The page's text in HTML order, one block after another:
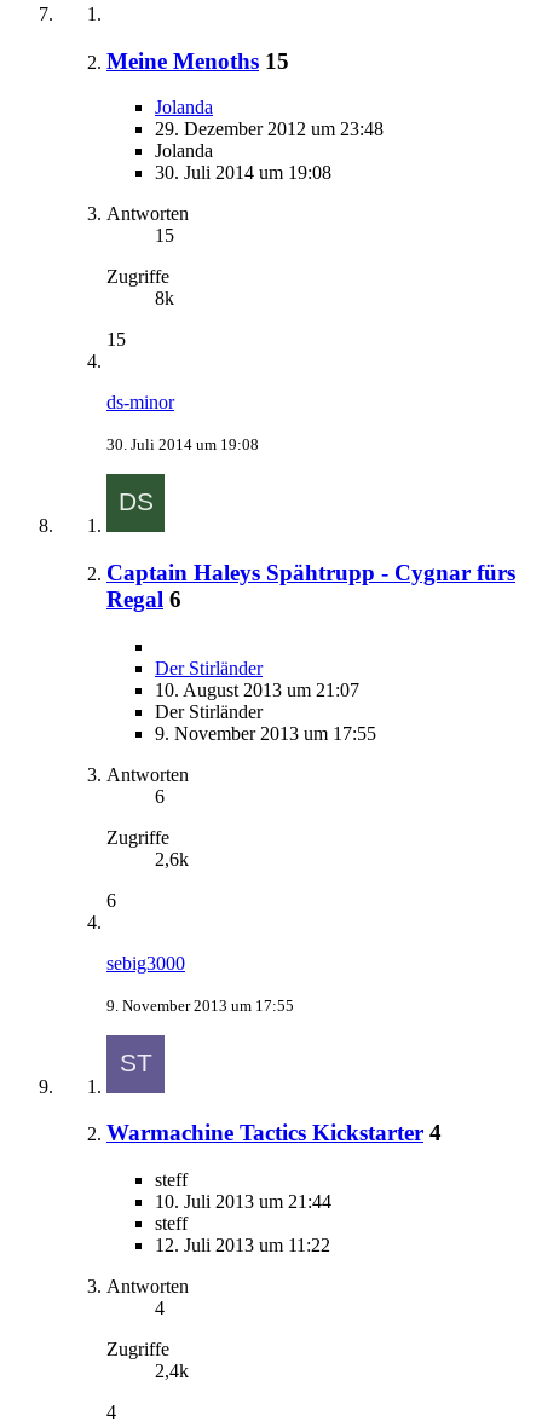
Meine Menoths 15
Jolanda
29. Dezember 2012 um 23:48
Jolanda
30. Juli 2014 um 19:08
Antworten
15
Zugriffe
8k
15
ds-minor
30. Juli 2014 um 19:08
Captain Haleys Spähtrupp - Cygnar fürs
Regal 6
Der Stirländer
10. August 2013 um 21:07
Der Stirländer
9. November 2013 um 17:55
Antworten
6
Zugriffe
2,6k
6
sebig3000
9. November 2013 um 17:55
Warmachine Tactics Kickstarter 4
steff
10. Juli 2013 um 21:44
steff
12. Juli 2013 um 11:22
Antworten
4
Zugriffe
2,4k
4